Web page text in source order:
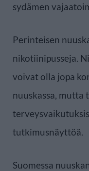
sydämen
Perinteisen
nikotiinipusseja.
voivat olla jopa
nuuskassa,
tutkimusnäyttöä.
Suomessa